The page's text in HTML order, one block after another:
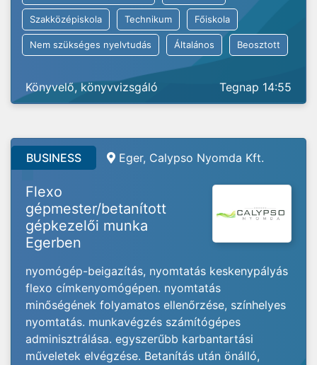
Szakközépiskola Technikum Főiskola
Nem szükséges nyelvtudás Általános Beosztott
Könyvelő, könyvvizsgáló Tegnap 14:55
BUSINESS Eger, Calypso Nyomda Kft.
Flexo
gépmester/betanított
gépkezelői munka
Egerben
nyomógép-beigazítás, nyomtatás keskenypályás
flexo címkenyomógépen. nyomtatás
minőségének folyamatos ellenőrzése, színhelyes
nyomtatás. munkavégzés számítógépes
adminisztrálása. egyszerűbb karbantartási
műveletek elvégzése. Betanítás után önálló,